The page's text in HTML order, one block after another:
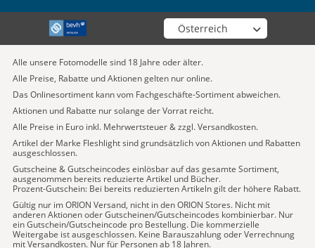
Wähle deinen Shop
Alle unsere Fotomodelle sind 18 Jahre oder älter.
Alle Preise, Rabatte und Aktionen gelten nur online.
Das Onlinesortiment kann vom Fachgeschäfte-Sortiment abweichen.
Aktionen und Rabatte nur solange der Vorrat reicht.
Alle Preise in Euro inkl. Mehrwertsteuer & zzgl. Versandkosten.
Artikel der Marke Fleshlight sind grundsätzlich von Aktionen und Rabatten
ausgeschlossen.
Gutscheine & Gutscheincodes einlösbar auf das gesamte Sortiment,
ausgenommen bereits reduzierte Artikel und Bücher.
Prozent-Gutschein: Bei bereits reduzierten Artikeln gilt der höhere Rabatt.
Gültig nur im ORION Versand, nicht in den ORION Stores. Nicht mit
anderen Aktionen oder Gutscheinen/Gutscheincodes kombinierbar. Nur
ein Gutschein/Gutscheincode pro Bestellung. Die kommerzielle
Weitergabe ist ausgeschlossen. Keine Barauszahlung oder Verrechnung
mit Versandkosten. Nur für Personen ab 18 Jahren.